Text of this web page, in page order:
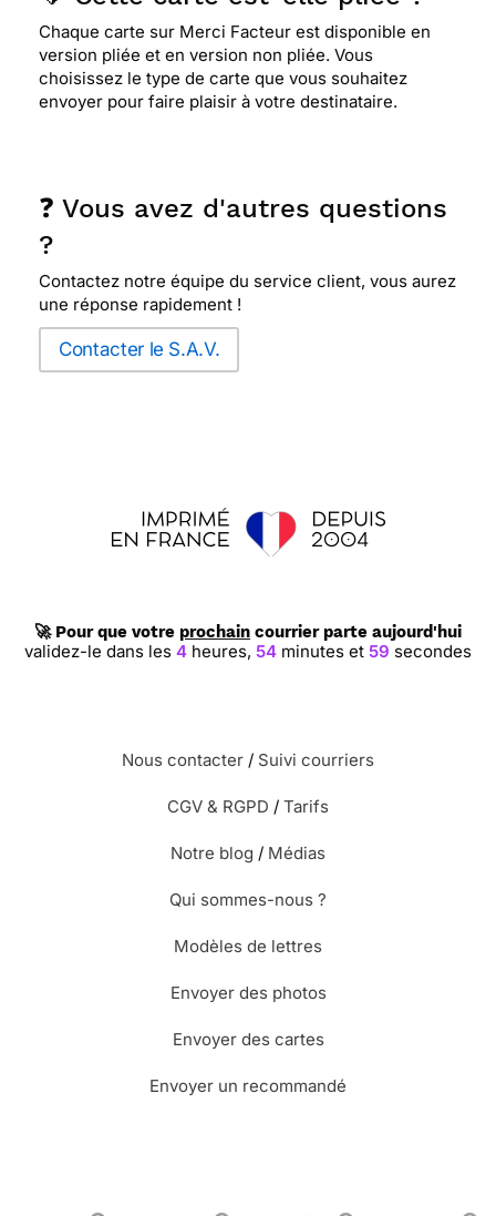
Chaque carte sur Merci Facteur est disponible en
version pliée et en version non pliée. Vous
choisissez le type de carte que vous souhaitez
envoyer pour faire plaisir à votre destinataire.
❓ Vous avez d'autres questions
?
Contactez notre équipe du service client, vous aurez
une réponse rapidement !
Contacter le S.A.V.
🚀 Pour que votre prochain courrier parte aujourd'hui
validez-le dans les 4 heures, 54 minutes et 58 secondes
Nous contacter / Suivi courriers
CGV & RGPD / Tarifs
Notre blog / Médias
Qui sommes-nous ?
Modèles de lettres
Envoyer des photos
Envoyer des cartes
Envoyer un recommandé